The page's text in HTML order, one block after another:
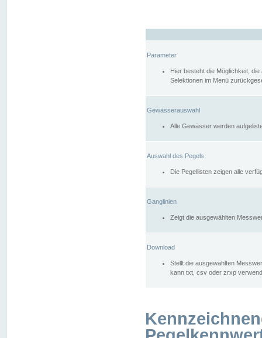
Parameter
Hier besteht die Möglichkeit,
Selektionen im Menü
Gewässerauswahl
Alle Gewässer werden
Auswahl des Pegels
Die Pegellisten zeigen alle
Ganglinien
Zeigt die ausgewählten
Download
Stellt die ausgewählten
kann txt, csv oder zrxp